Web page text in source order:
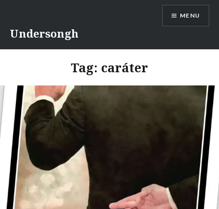
conteúdo
Undersongh
MENU
Tag: caráter